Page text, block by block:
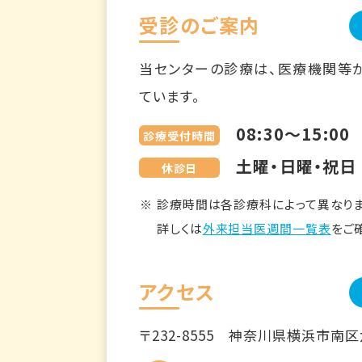
受診のご案内
当センターの診療は、医療機関等
ています。
診療受付時間 08:30～15:00
休診日 土曜・日曜・祝日
診療時間は各診療科によって異なり
詳しくは外来担当医週間一覧表をご
アクセス
〒232-8555神奈川県横浜市南